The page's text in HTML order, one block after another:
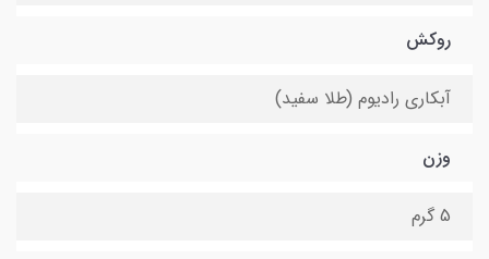
روکش
آبکاری رادیوم (طلا سفید)
وزن
5 گرم